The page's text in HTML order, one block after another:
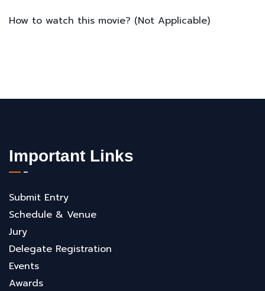
How to watch this movie? (Not Applicable)
Important Links
Submit Entry
Schedule & Venue
Jury
Delegate Registration
Events
Awards